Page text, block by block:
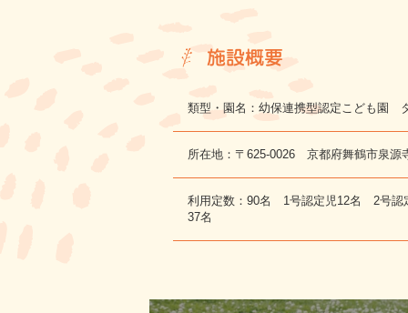
施設概要
類型・園名：幼保連携型認定こども園
所在地：〒625-0026 京都府舞鶴市泉源
利用定数：90名 1号認定児12名 2号認
37名